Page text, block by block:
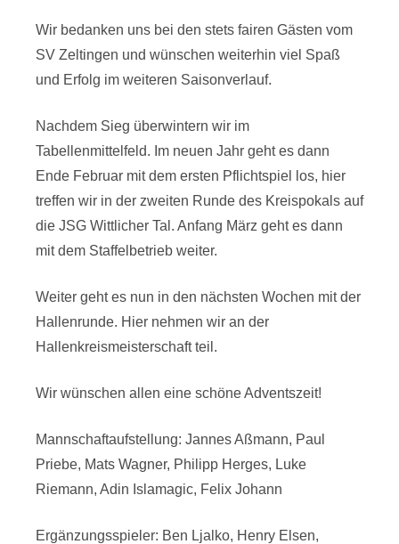
Wir bedanken uns bei den stets fairen Gästen vom
SV Zeltingen und wünschen weiterhin viel Spaß
und Erfolg im weiteren Saisonverlauf.
Nachdem Sieg überwintern wir im
Tabellenmittelfeld. Im neuen Jahr geht es dann
Ende Februar mit dem ersten Pflichtspiel los, hier
treffen wir in der zweiten Runde des Kreispokals auf
die JSG Wittlicher Tal. Anfang März geht es dann
mit dem Staffelbetrieb weiter.
Weiter geht es nun in den nächsten Wochen mit der
Hallenrunde. Hier nehmen wir an der
Hallenkreismeisterschaft teil.
Wir wünschen allen eine schöne Adventszeit!
Mannschaftaufstellung: Jannes Aßmann, Paul
Priebe, Mats Wagner, Philipp Herges, Luke
Riemann, Adin Islamagic, Felix Johann
Ergänzungsspieler: Ben Ljalko, Henry Elsen,